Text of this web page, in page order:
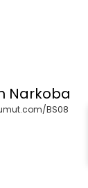
BS08